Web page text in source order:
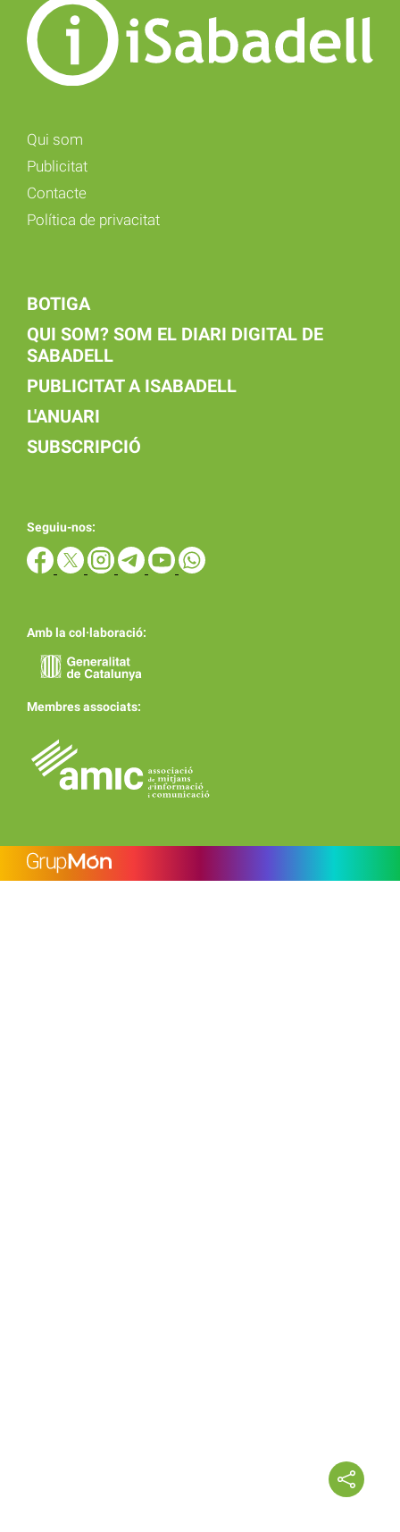
Qui som
Publicitat
Contacte
Política de privacitat
BOTIGA
QUI SOM? SOM EL DIARI DIGITAL DE
SABADELL
PUBLICITAT A ISABADELL
L'ANUARI
SUBSCRIPCIÓ
Seguiu-nos:
Amb la col·laboració:
Membres associats: